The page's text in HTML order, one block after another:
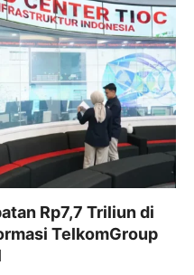
Rp7,7 Triliun di
TelkomGroup